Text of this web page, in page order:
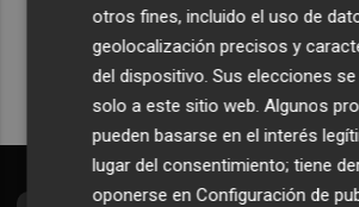
Quiero suscribirme
otros fines, incluido el uso de
geolocalización precisos y
del dispositivo. Sus elecciones
solo a este sitio web. Algunos
pueden basarse en el interés
lugar del consentimiento; tiene
oponerse enConfiguración de